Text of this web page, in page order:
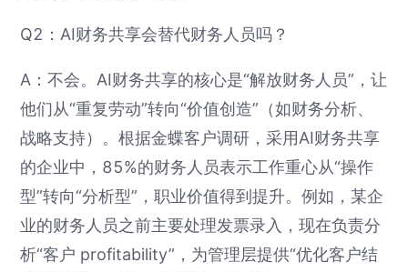
Q2：AI财务共享会替代财务人员吗？
A：不会。AI财务共享的核心是“解放财务人员”，让
他们从“重复劳动”转向“价值创造”（如财务分析、
战略支持）。根据金蝶客户调研，采用AI财务共享
的企业中，85%的财务人员表示工作重心从“操作
型”转向“分析型”，职业价值得到提升。例如，某企
业的财务人员之前主要处理发票录入，现在负责分
析“客户 profitability”，为管理层提供“优化客户结